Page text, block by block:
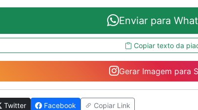
Enviar para
Copiar texto da
Gerar Imagem para
Twitter Facebook Copiar Link